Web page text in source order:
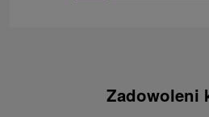
Zadowoleni